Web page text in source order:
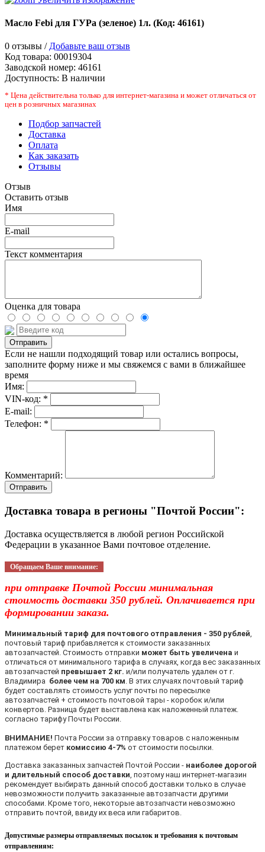
Масло Febi для ГУРа (зеленое) 1л. (Код: 46161)
0 отзывы / Добавьте ваш отзыв
Код товара: 00019304
Заводской номер: 46161
Доступность: В наличии
* Цена действительна только для интернет-магазина и может отличаться от
цен в розничных магазинах
Подбор запчастей
Доставка
Оплата
Как заказать
Отзывы
Отзыв
Оставить отзыв
Имя
E-mail
Текст комментария
Оценка для товара
Если не нашли подходящий товар или остались вопросы,
заполните форму ниже и мы свяжемся с вами в ближайшее
время
Имя:
VIN-код: *
E-mail:
Телефон: *
Комментарий:
Отправить
Доставка товара в регионы "Почтой России":
Доставка осуществляется в любой регион Российской
Федерации в указанное Вами почтовое отделение.
Обращаем Ваше внимание:
при отправке Почтой России минимальная
стоимость доставки 350 рублей. Оплачивается при
формировании заказа.
Минимальный тариф для почтового отправления - 350 рублей
почтовый тариф прибавляется к стоимости заказанных
автозапчастей. Стоимость отправки может быть увеличена и
отличаться от минимального тарифа в случаях, когда вес заказанных
автозапчастей превышает 2 кг. и/или получатель удален от г.
Владимира более чем на 700 км . В этих случаях почтовый тариф
будет составлять стоимость услуг почты по пересылке
автозапчастей + стоимость почтовой тары - коробок и/или
конвертов. Разница будет выставлена как наложенный платеж.
согласно тарифу Почты России.
ВНИМАНИЕ! Почта России за отправку товаров с наложенным
платежом берет комиссию 4-7% от стоимости посылки.
Доставка заказанных запчастей Почтой России - наиболее дорогой
и длительный способ доставки , поэтому наш интернет-магазин
рекомендует выбирать данный способ доставки только в случае
невозможности получить заказанные автозапчасти другими
способами. Кроме того, некоторые автозапчасти невозможно
отправить почтой, ввиду их веса или габаритов.
Допустимые размеры отправляемых посылок и требования к почтовым
отправлениям: